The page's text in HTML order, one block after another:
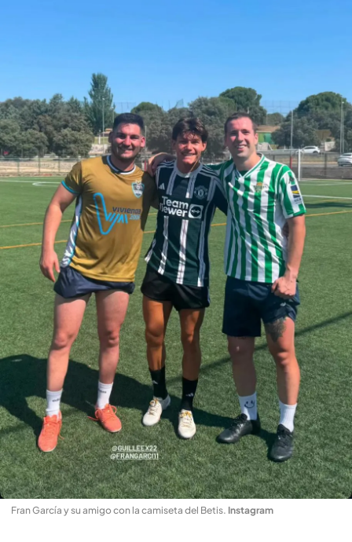
Fran García y su amigo con la camiseta del Betis. Instagram